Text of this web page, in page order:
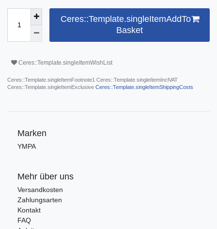
Ceres::Template.singleItemAddTo
Basket
Ceres::Template.singleItemWishList
Ceres::Template.singleItemFootnote1 Ceres::Template.singleItemInclVAT
Ceres::Template.singleItemExclusive Ceres::Template.singleItemShippingCosts
Marken
YMPA
Mehr über uns
Versandkosten
Zahlungsarten
Kontakt
FAQ